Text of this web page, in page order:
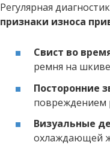
Регулярная
признаки износа
Свист во
ремня на
Посторонние
повреждением
Визуальные
охлаждающей